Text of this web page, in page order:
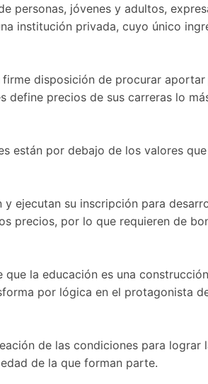
personas, jóvenes y adultos,
institución privada, cuyo único
disposición de procurar
precios de sus carreras lo
están por debajo de los valores
ejecutan su inscripción para
precios, por lo que requieren de
la educación es una
por lógica en el protagonista
de las condiciones para
de la que forman parte.